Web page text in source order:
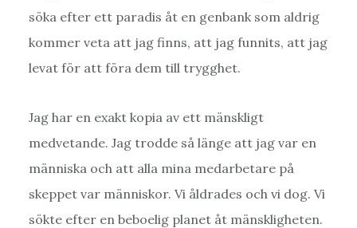
söka efter ett paradis åt en genbank som aldrig
kommer veta att jag finns, att jag funnits, att jag
levat för att föra dem till trygghet.
Jag har en exakt kopia av ett mänskligt
medvetande. Jag trodde så länge att jag var en
människa och att alla mina medarbetare på
skeppet var människor. Vi åldrades och vi dog. Vi
sökte efter en beboelig planet åt mänskligheten.